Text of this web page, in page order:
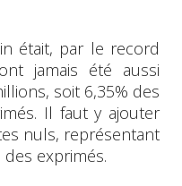
était, par le record
jamais été aussi
soit 6,35% des
Il faut y ajouter
nuls, représentant
des exprimés.